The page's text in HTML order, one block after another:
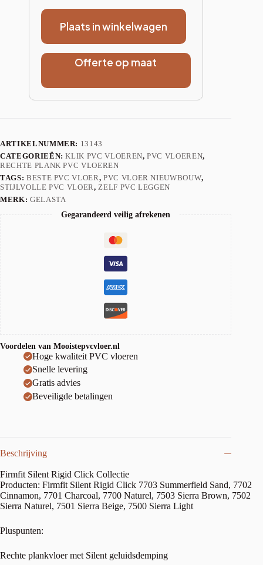
Plaats in winkelwagen
Offerte op maat
ARTIKELNUMMER: 13143
CATEGORIEËN:KLIK PVC VLOEREN,PVC VLOEREN,
RECHTE PLANK PVC VLOEREN
TAGS: BESTE PVC VLOER, PVC VLOER NIEUWBOUW,
STIJLVOLLE PVC VLOER, ZELF PVC LEGGEN
MERK: GELASTA
Gegarandeerd veilig afrekenen
Voordelen van Mooistepvcvloer.nl
Hoge kwaliteit PVC vloeren
Snelle levering
Gratis advies
Beveiligde betalingen
Beschrijving
Firmfit Silent Rigid Click Collectie
Producten: Firmfit Silent Rigid Click 7703 Summerfield Sand, 7702
Cinnamon, 7701 Charcoal, 7700 Naturel, 7503 Sierra Brown, 7502
Sierra Naturel, 7501 Sierra Beige, 7500 Sierra Light
Pluspunten:
Rechte plankvloer met Silent geluidsdemping